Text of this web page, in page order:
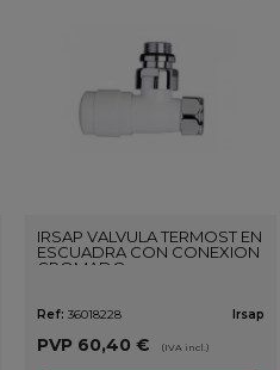
IRSAP VALVULA TERMOST EN
ESCUADRA CON CONEXION
CROMADO
Ref: 36018228 Irsap
PVP 60,40 € (IVA incl.)